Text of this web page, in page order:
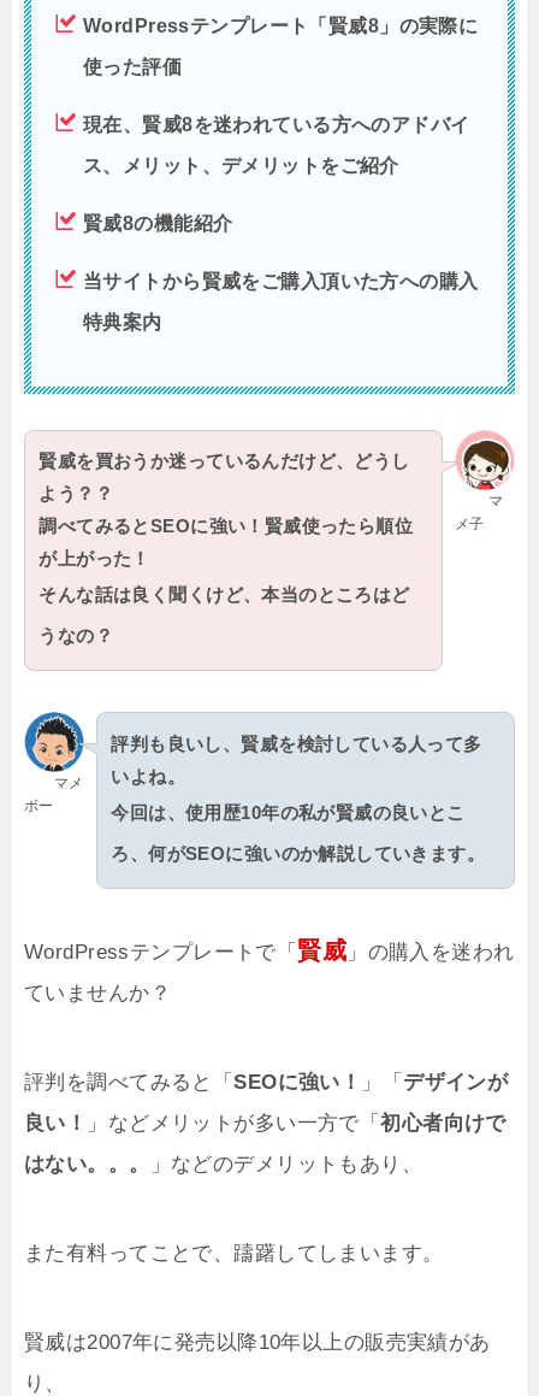
WordPressテンプレート「賢威8」の実際に
使った評価
現在、賢威8を迷われている方へのアドバイ
ス、メリット、デメリットをご紹介
賢威8の機能紹介
当サイトから賢威をご購入頂いた方への購入
特典案内
マ
メ子
賢威を買おうか迷っているんだけど、どうし
よう？？
調べてみるとSEOに強い！賢威使ったら順位
が上がった！
そんな話は良く聞くけど、本当のところはど
うなの？
マメ
ボー
評判も良いし、賢威を検討している人って多
いよね。
今回は、使用歴10年の私が賢威の良いとこ
ろ、何がSEOに強いのか解説していきます。
WordPressテンプレートで「 賢威 」の購入を迷われ
ていませんか？
評判を調べてみると「SEOに強い！ 」「 デザインが
良い！
」などメリットが多い一方で「初心者向けで
はない。。。
」などのデメリットもあり、
また有料ってことで、躊躇してしまいます。
賢威は2007年に発売以降10年以上の販売実績があ
り、